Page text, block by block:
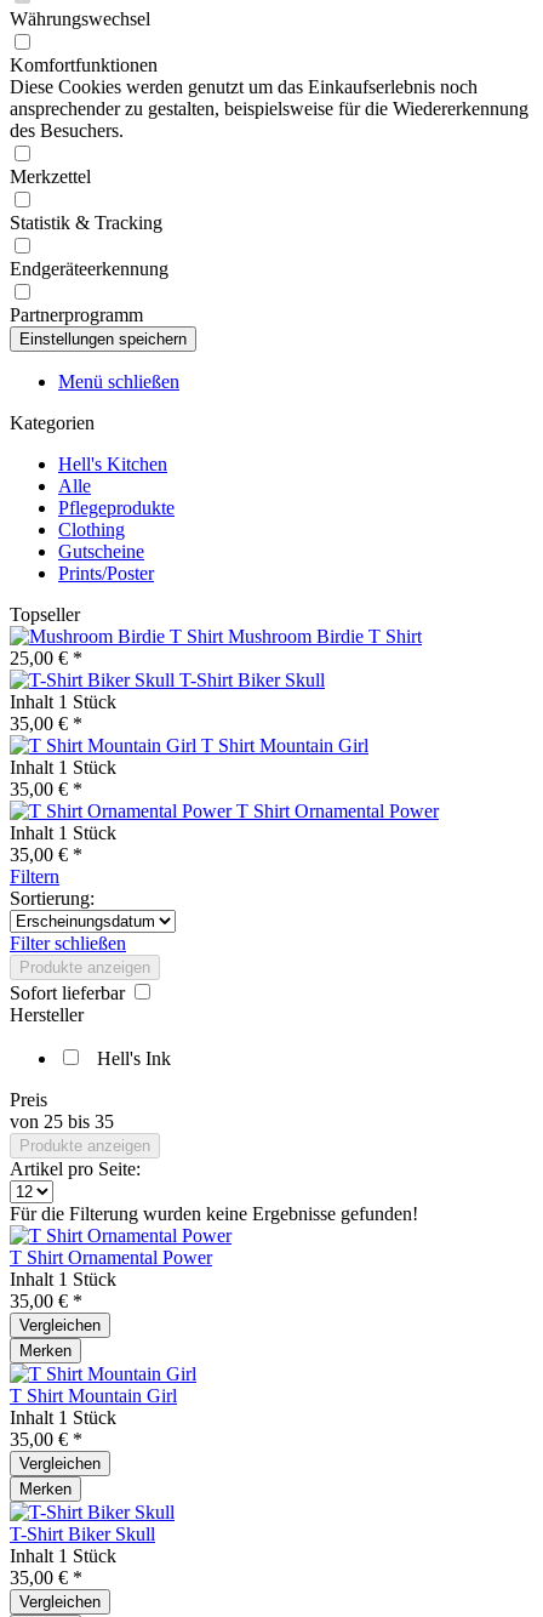
Währungswechsel
Komfortfunktionen
Diese Cookies werden genutzt um das Einkaufserlebnis noch
ansprechender zu gestalten, beispielsweise für die Wiedererkennung
des Besuchers.
Merkzettel
Statistik & Tracking
Endgeräteerkennung
Partnerprogramm
Menü schließen
Kategorien
Hell's Kitchen
Alle
Pflegeprodukte
Clothing
Gutscheine
Prints/Poster
Topseller
Mushroom Birdie T Shirt
25,00 € *
T-Shirt Biker Skull
Inhalt 1 Stück
35,00 € *
T Shirt Mountain Girl
Inhalt 1 Stück
35,00 € *
T Shirt Ornamental Power
Inhalt 1 Stück
35,00 € *
Filtern
Sortierung:
Filter schließen
Produkte anzeigen
Sofort lieferbar
Hersteller
Hell's Ink
Preis
von 25 bis 35
Produkte anzeigen
Artikel pro Seite:
Für die Filterung wurden keine Ergebnisse gefunden!
T Shirt Ornamental Power
Inhalt 1 Stück
35,00 € *
Vergleichen
Merken
T Shirt Mountain Girl
Inhalt 1 Stück
35,00 € *
Vergleichen
Merken
T-Shirt Biker Skull
Inhalt 1 Stück
35,00 € *
Vergleichen